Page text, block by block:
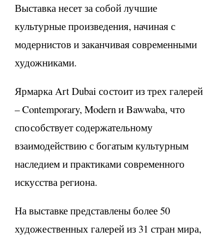
Выставка несет за собой лучшие
культурные произведения, начиная с
модернистов и заканчивая современными
художниками.
Ярмарка Art Dubai состоит из трех галерей
– Contemporary, Modern и Bawwaba, что
способствует содержательному
взаимодействию с богатым культурным
наследием и практиками современного
искусства региона.
На выставке представлены более 50
художественных галерей из 31 стран мира,